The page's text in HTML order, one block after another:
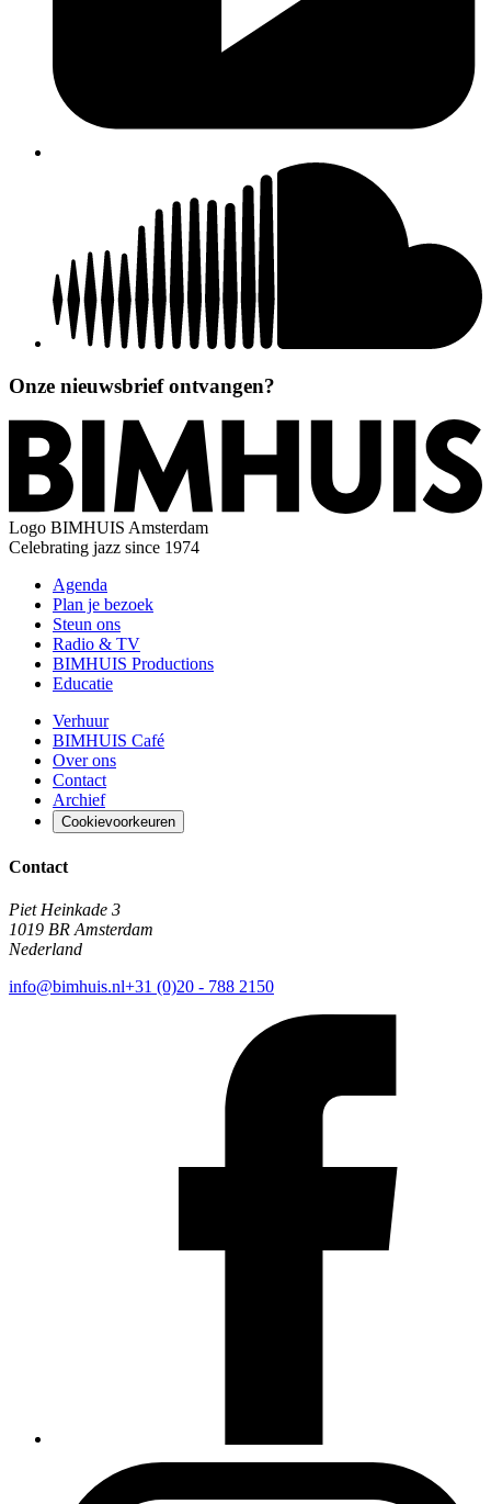
Onze nieuwsbrief ontvangen?
Logo BIMHUIS Amsterdam
Celebrating jazz since 1974
Agenda
Plan je bezoek
Steun ons
Radio & TV
BIMHUIS Productions
Educatie
Verhuur
BIMHUIS Café
Over ons
Contact
Archief
Cookievoorkeuren
Contact
Piet Heinkade 3
1019 BR Amsterdam
Nederland
info@bimhuis.nl+31 (0)20 - 788 2150